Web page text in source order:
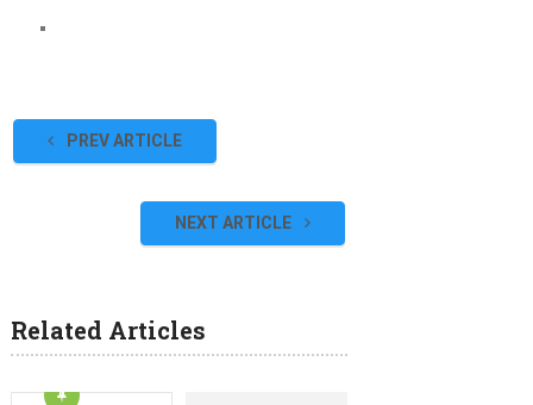
PREV ARTICLE
NEXT ARTICLE
Related Articles